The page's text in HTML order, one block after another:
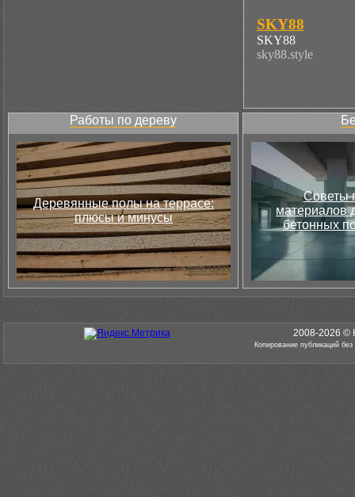
SKY88
SKY88
sky88.style
Работы по дереву
Деревянные полы на террасе:
плюсы и минусы
Советы
материалов
бетонных
2008-2026 ©
Копирование публикаций